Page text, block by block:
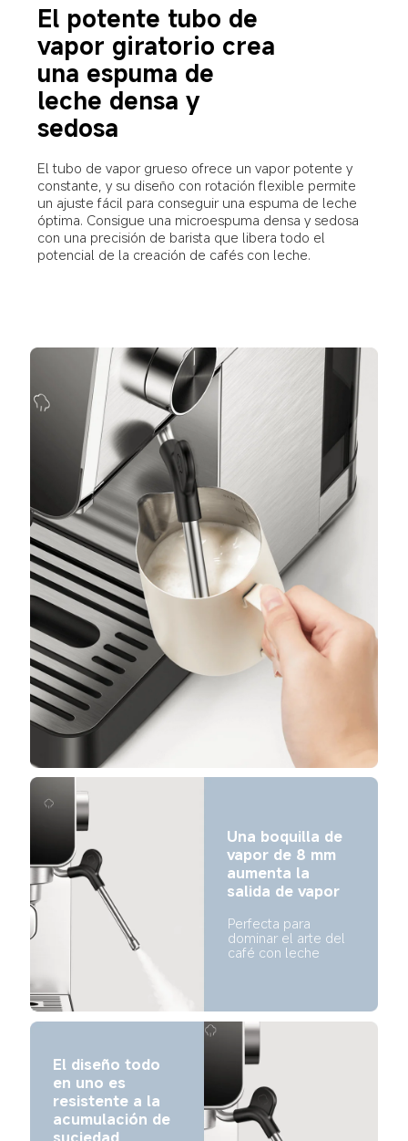
El potente tubo de
vapor giratorio crea
una espuma de
leche densa y
sedosa
El tubo de vapor grueso ofrece un vapor potente y
constante, y su diseño con rotación flexible permite
un ajuste fácil para conseguir una espuma de leche
óptima. Consigue una microespuma densa y sedosa
con una precisión de barista que libera todo el
potencial de la creación de cafés con leche.
Una boquilla de
vapor de 8 mm
aumenta la
salida de vapor
Perfecta para
dominar el arte del
café con leche
El diseño todo
en uno es
resistente a la
acumulación de